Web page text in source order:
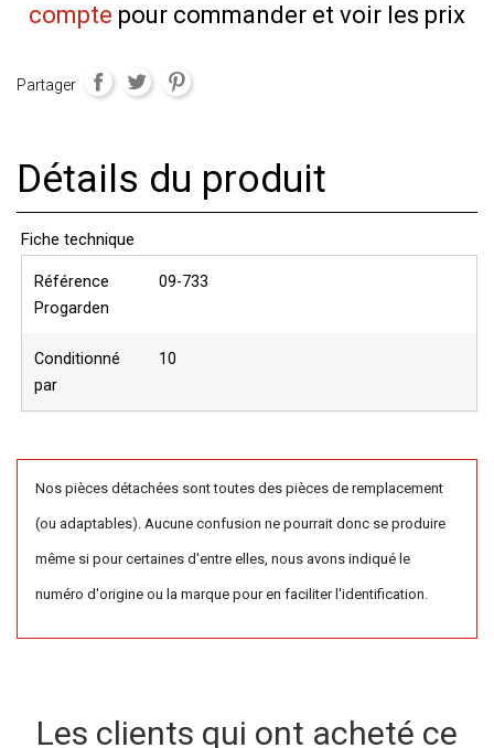
compte pour commander et voir les prix
Partager
Détails du produit
Fiche technique
Référence
Progarden
09-733
Conditionné
par
10
Nos pièces détachées sont toutes des pièces de remplacement
(ou adaptables). Aucune confusion ne pourrait donc se produire
même si pour certaines d'entre elles, nous avons indiqué le
numéro d'origine ou la marque pour en faciliter l'identification.
Les clients qui ont acheté ce